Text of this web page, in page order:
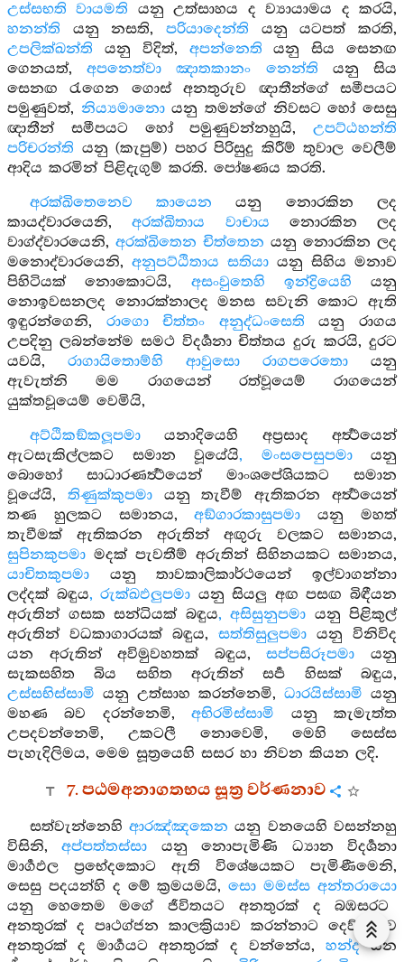
උස්සභති වායමති යනු උත්සාහය ද ව්‍යායාමය ද කරයි,
හනන්ති යනු නසති, පරියාදෙන්ති යනු යටපත් කරති,
උපලික්ඛන්ති යනු විදිත්, අපන්නෙතියනු සිය සෙනඟ
ගෙනයත්,අපනෙත්වා ඤාතකානං නෙන්ති යනු සිය
සෙනඟ රැගෙන ගොස් අනතුරුව ඥාතීන්ගේ සමීපයට
පමුණුවත්, නිය්‍යමානොයනු තමන්ගේ නිවසට හෝ සෙසු
ඥාතීන් සමීපයට හෝ පමුණුවන්නහුයි, උපට්ඨහන්ති
පරිචරන්ති යනු (කැපුම්) පහර පිරිසුදු කිරීම් තුවාල වෙලීම්
ආදිය කරමින් පිළිදැගුම් කරති. පෝෂණය කරති.
අරක්ඛිතෙනෙව කායෙන යනු නොරකින ලද
කායද්වාරයෙනි,අරක්ඛිතාය වාචාය නොරකින ලද
වාග්ද්වාරයෙනි, අරක්ඛිතෙන චිත්තෙන යනු නොරකින ලද
මනොද්වාරයෙනි, අනුපට්ඨිතාය සතියා යනු සිහිය මනාව
පිහිටියක් නොකොටයි, අසංවුතෙහි ඉන්ද්‍රියෙහි යනු
නොඉවසනලද නොරක්නාලද මනස සවැනි කොට ඇති
ඉඳුරන්ගෙනි, රාගො චිත්තං අනුද්ධංසෙති යනු රාගය
උපදිනු ලබන්නේම සමථ විදර්‍ශනා චිත්තය දුරු කරයි, දුරට
යවයි, රාගායිතොම්හි ආවුසො රාගපරෙතො යනු
ඇවැත්නි මම රාගයෙන් රත්වූයෙම් රාගයෙන්
යුක්තවූයෙම් වෙමියි,
අට්ඨිකඞ්කලූපමායනාදියෙහි අප්‍රසාද අර්‍ත්‍ථයෙන්
ඇටසැකිල්ලකට සමාන වූයේයි, මංසපෙසුපමායනු
බොහෝ සාධාරණර්‍ත්‍ථයෙන් මාංශපේශියකට සමාන
වූයේයි, තිණුක්කුපමායනු තැවීම් ඇතිකරන අර්‍ත්‍ථයෙන්
තණ හුලකට සමානය,අඞ්ගාරකාසුපමා යනු මහත්
තැවීමක් ඇතිකරන අරුතින් අඟුරු වලකට සමානය,
සුපිනකුපමා මදක් පැවතීම් අරුතින් සිහිනයකට සමානය,
යාචිතකුපමා යනු තාවකාලිකාර්ථයෙන් ඉල්වාගන්නා
ලද්දක් බඳුය, රුක්ඛඵලුපමා යනු සියලු අඟ පසඟ බිඳීයන
අරුතින් ගසක සන්ධියක් බඳුය, අසිසුනුපමා යනු පිළිකුල්
අරුතින් වධකාගාරයක් බඳුය, සත්තිසුලුපමා යනු විනිවිද
යන අරුතින් අවිමුවහතක් බඳුය,සප්පසිරූපමායනු
සැකසහිත බිය සහිත අරුතින් සර්‍ප හිසක් බඳුය,
උස්සභිස්සාමි යනු උත්සාහ කරන්නෙමි, ධාරයිස්සාමි යනු
මහණ බව දරන්නෙමි,අභිරමිස්සාමි යනු කැමැත්ත
උපදවන්නෙමි, උකටලී නොවෙමි, මෙහි සෙස්ස
පැහැදිලිමය, මෙම සූත්‍රයෙහි සසර හා නිවන කියන ලදි.
7. පඨමඅනාගතභය සූත්‍ර වර්ණනාව
සත්වැන්නෙහි ආරඤ්ඤකෙනයනු වනයෙහි වසන්නහු
විසිනි,අප්පත්තස්සා යනු නොපැමිණි ධ්‍යාන විදර්‍ශනා
මාර්‍ගඵල ප්‍රභේදකොට ඇති විශේෂයකට පැමිණීමෙනි,
සෙසු පදයන්හි ද මේ ක්‍රමයමයි,සො මමස්ස අන්තරායො
යනු හෙතෙම මගේ ජීවිතයට අනතුරක් ද බඹසරට
අනතුරක් ද පෘථග්ජන කාලක්‍රියාව කරන්නාට දෙව්ලොව
අනතුරක් ද මාර්‍ගයට අනතුරක් ද වන්නේය, හන්දයන